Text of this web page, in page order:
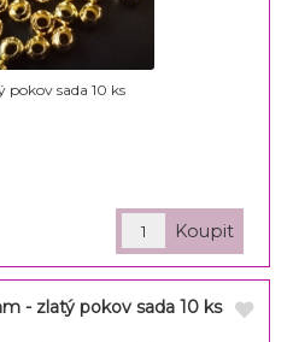
pokov sada 10 ks
- zlatý pokov sada 10 ks